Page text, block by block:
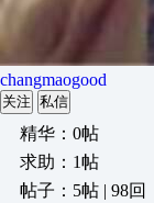
changmaogood
关注 私信
精华：0帖
求助：1帖
帖子：5帖 | 98回